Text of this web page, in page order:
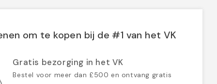
om te kopen bij de #1 van het VK
Gratis bezorging in het VK
Bestel voor meer dan £500 en ontvang gratis